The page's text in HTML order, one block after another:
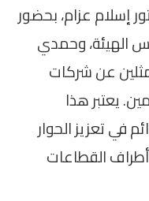
إسلام عزام، بحضور
الهيئة، وحمدي
عن شركات
يعتبر هذا
في تعزيز الحوار
القطاعات